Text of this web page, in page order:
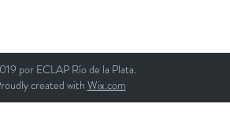
por ECLAP Río de la Plata.
created with Wix.com